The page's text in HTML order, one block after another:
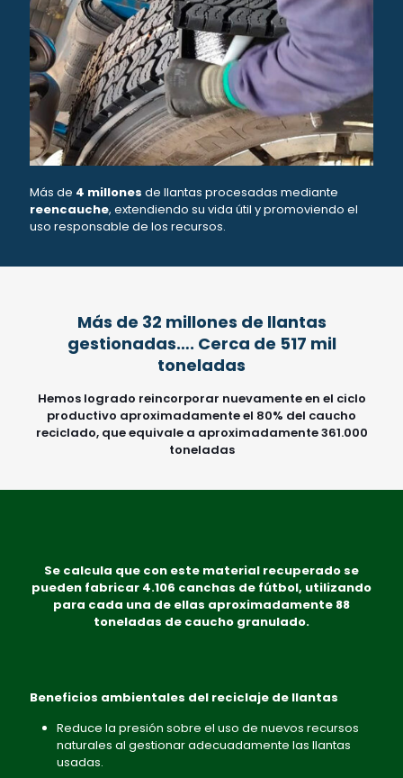
Más de 4 millones de llantas procesadas mediante
reencauche, extendiendo su vida útil y promoviendo el
uso responsable de los recursos.
Más de 32 millones de llantas
gestionadas…. Cerca de 517 mil
toneladas
Hemos logrado reincorporar nuevamente en el ciclo
productivo aproximadamente el 80% del caucho
reciclado, que equivale a aproximadamente 361.000
toneladas
Se calcula que con este material recuperado se
pueden fabricar 4.106 canchas de fútbol, utilizando
para cada una de ellas aproximadamente 88
toneladas de caucho granulado.
Beneficios ambientales del reciclaje de llantas
Reduce la presión sobre el uso de nuevos recursos
naturales al gestionar adecuadamente las llantas
usadas.